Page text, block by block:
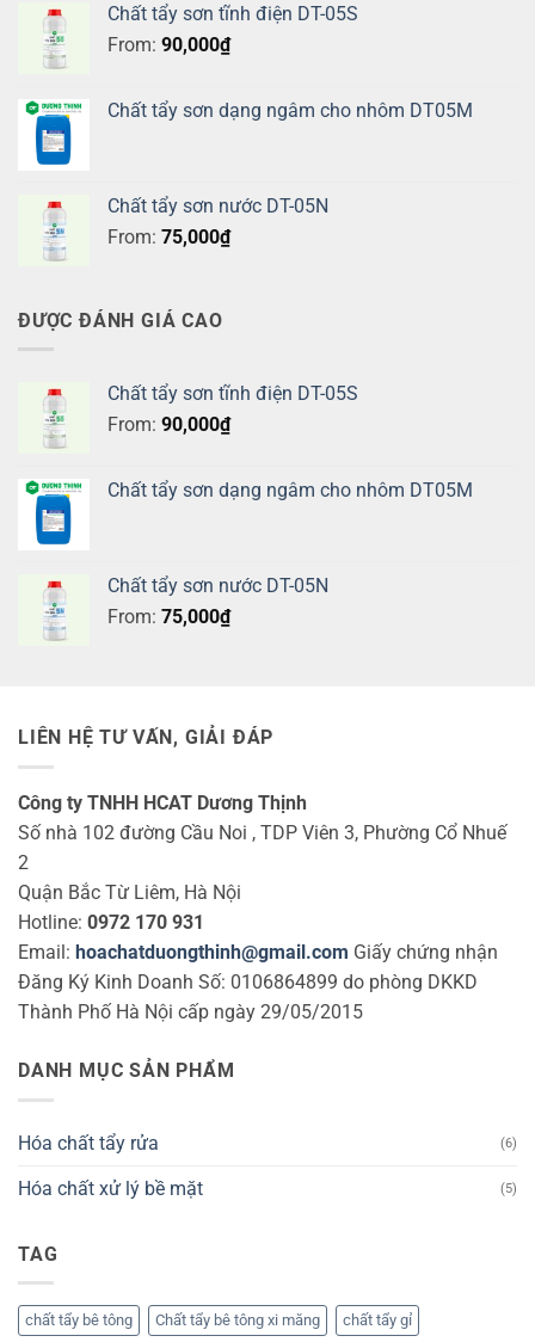
Chất tẩy sơn tĩnh điện DT-05S
From: 90,000₫
Chất tẩy sơn dạng ngâm cho nhôm DT05M
Chất tẩy sơn nước DT-05N
From: 75,000₫
ĐƯỢC ĐÁNH GIÁ CAO
Chất tẩy sơn tĩnh điện DT-05S
From: 90,000₫
Chất tẩy sơn dạng ngâm cho nhôm DT05M
Chất tẩy sơn nước DT-05N
From: 75,000₫
LIÊN HỆ TƯ VẤN, GIẢI ĐÁP
Công ty TNHH HCAT Dương Thịnh
Số nhà 102 đường Cầu Noi , TDP Viên 3, Phường Cổ Nhuế
2
Quận Bắc Từ Liêm, Hà Nội
Hotline: 0972 170 931
Email: hoachatduongthinh@gmail.com Giấy chứng nhận
Đăng Ký Kinh Doanh Số: 0106864899 do phòng DKKD
Thành Phố Hà Nội cấp ngày 29/05/2015
DANH MỤC SẢN PHẨM
Hóa chất tẩy rửa (6)
Hóa chất xử lý bề mặt (5)
TAG
chất tẩy bê tông Chất tẩy bê tông xi măng chất tẩy gỉ